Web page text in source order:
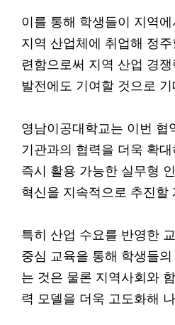
이를 통해 학생들이 지역
지역 산업체에 취업해 정
련함으로써 지역 산업 경
발전에도 기여할 것으로
영남이공대학교는 이번 협
기관과의 협력을 더욱 확
즉시 활용 가능한 실무형
혁신을 지속적으로 추진할
특히 산업 수요를 반영한
중심 교육을 통해 학생들의
는 것은 물론 지역사회와
력 모델을 더욱 고도화해